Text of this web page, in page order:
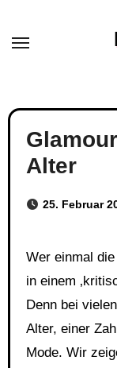
content
Alter
25. Februar
Wer einmal die 30 geknackt hat, fühlt sich schnell
in einem
Denn bei
Alter, einer
Mode. Wir